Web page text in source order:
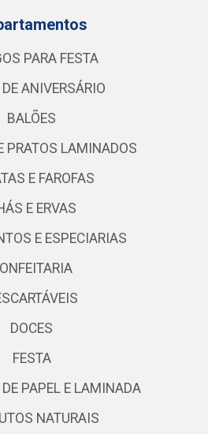
PARA FESTA
ANIVERSÁRIO
BALÕES
PRATOS LAMINADOS
E FAROFAS
E ERVAS
E ESPECIARIAS
DOCES
FESTA
PAPEL E LAMINADA
NATURAIS